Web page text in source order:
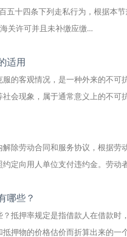
五十四条下列走私行为，根据本
关许可并且未补缴应缴...
适用
的客观情况，是一种外来的不可
会现象，属于通常意义上的不可
除劳动合同和服务协议，根据劳
定向用人单位支付违约金。劳动
哪些？
抵押率规定是指借款人在借款时
押物的价格估价而折算出来的一